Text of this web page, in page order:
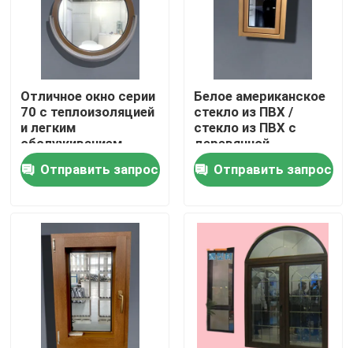
О нас
Путешествие фабрики
Проверка качества
Свяжитесь мы
Спросите цитату
Профили двери UPVC
Профили окна UPVC
Отличное окно серии
70 с теплоизоляцией
и легким
обслуживанием
Отправить запрос
Белое американское
стекло из ПВХ /
стекло из ПВХ с
деревянной
отделкой и
индивидуальным
стеклом
Отправить запрос